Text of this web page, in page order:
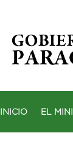
INICIO EL